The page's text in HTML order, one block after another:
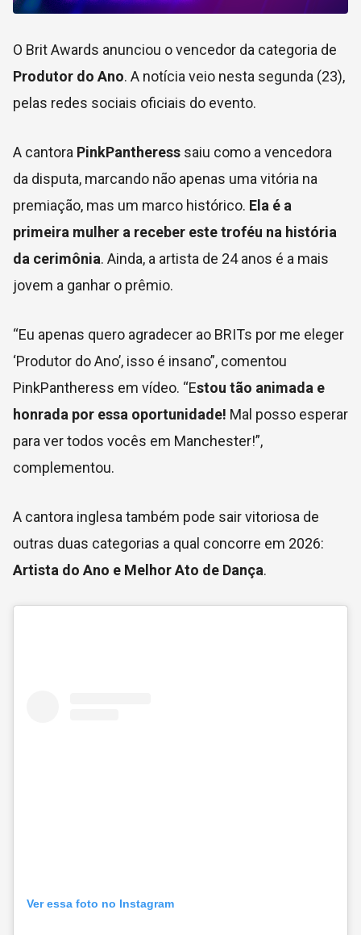
O Brit Awards anunciou o vencedor da categoria de
Produtor do Ano. A notícia veio nesta segunda (23),
pelas redes sociais oficiais do evento.
A cantora PinkPantheress saiu como a vencedora
da disputa, marcando não apenas uma vitória na
premiação, mas um marco histórico. Ela é a
primeira mulher a receber este troféu na história
da cerimônia. Ainda, a artista de 24 anos é a mais
jovem a ganhar o prêmio.
“Eu apenas quero agradecer ao BRITs por me eleger
‘Produtor do Ano’, isso é insano”, comentou
PinkPantheress em vídeo. “Estou tão animada e
honrada por essa oportunidade! Mal posso esperar
para ver todos vocês em Manchester!”,
complementou.
A cantora inglesa também pode sair vitoriosa de
outras duas categorias a qual concorre em 2026:
Artista do Ano e Melhor Ato de Dança.
Ver essa foto no Instagram